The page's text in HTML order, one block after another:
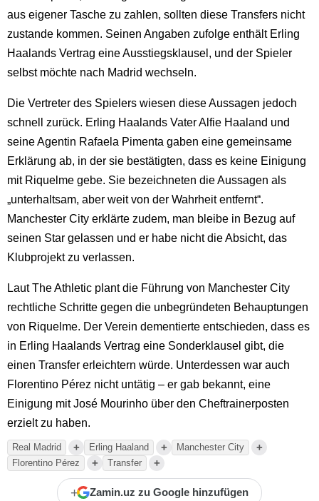
aus eigener Tasche zu zahlen, sollten diese Transfers nicht
zustande kommen. Seinen Angaben zufolge enthält Erling
Haalands Vertrag eine Ausstiegsklausel, und der Spieler
selbst möchte nach Madrid wechseln.
Die Vertreter des Spielers wiesen diese Aussagen jedoch
schnell zurück. Erling Haalands Vater Alfie Haaland und
seine Agentin Rafaela Pimenta gaben eine gemeinsame
Erklärung ab, in der sie bestätigten, dass es keine Einigung
mit Riquelme gebe. Sie bezeichneten die Aussagen als
„unterhaltsam, aber weit von der Wahrheit entfernt“.
Manchester City erklärte zudem, man bleibe in Bezug auf
seinen Star gelassen und er habe nicht die Absicht, das
Klubprojekt zu verlassen.
Laut The Athletic plant die Führung von Manchester City
rechtliche Schritte gegen die unbegründeten Behauptungen
von Riquelme. Der Verein dementierte entschieden, dass es
in Erling Haalands Vertrag eine Sonderklausel gibt, die
einen Transfer erleichtern würde. Unterdessen war auch
Florentino Pérez nicht untätig – er gab bekannt, eine
Einigung mit José Mourinho über den Cheftrainerposten
erzielt zu haben.
Real Madrid + Erling Haaland + Manchester City +
Florentino Pérez + Transfer +
+ Zamin.uz zu Google hinzufügen